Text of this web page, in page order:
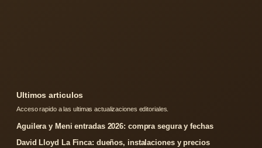
Ultimos articulos
Acceso rapido a las ultimas actualizaciones editoriales.
Aguilera y Meni entradas 2026: compra segura y fechas
David Lloyd La Finca: dueños, instalaciones y precios